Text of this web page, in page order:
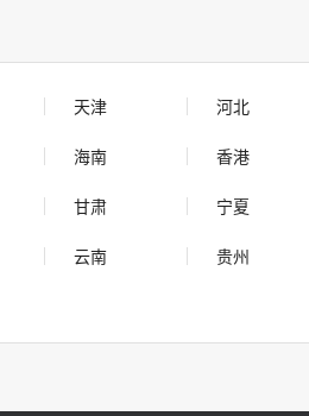
天津 河北
海南 香港
甘肃 宁夏
云南 贵州